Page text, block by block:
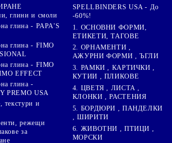
глини и смоли
глина - PAPA'S
глина - FIMO
глина - FIMO
EFFECT
глина -
PREMO USA
текстури и
режещи
за
SPELLBINDERS USA - До
-60%!
1. ОСНОВНИ ФОРМИ,
ЕТИКЕТИ, ТАГОВЕ
2. ОРНАМЕНТИ ,
АЖУРНИ ФОРМИ , ЪГЛИ
3. РАМКИ , КАРТИЧКИ ,
КУТИИ , ПЛИКОВЕ
4. ЦВЕТЯ , ЛИСТА ,
КЛОНКИ , РАСТЕНИЯ
5. БОРДЮРИ , ПАНДЕЛКИ
, ШИРИТИ
6. ЖИВОТНИ , ПТИЦИ ,
МОРСКИ